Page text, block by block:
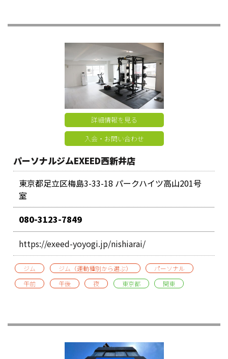
詳細情報を見る
入会・お問い合わせ
パーソナルジムEXEED西新井店
東京都足立区梅島3-33-18 パークハイツ高山201号
室
080-3123-7849
https://exeed-yoyogi.jp/nishiarai/
ジム ジム（運動種別から選ぶ）
パーソナル
午前
午後 夜 東京都 関東